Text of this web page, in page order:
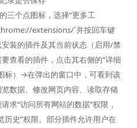
三个点图标，选择“更多工
extensions/`并按回车键
装的插件及其当前状态（启用/禁
查看的插件，点击其右侧的“详细
标）→在弹出的窗口中，可看到该
数据、修改网页内容、读取存储
求“访问所有网站的数据”权限，
历史”权限。部分插件允许用户在